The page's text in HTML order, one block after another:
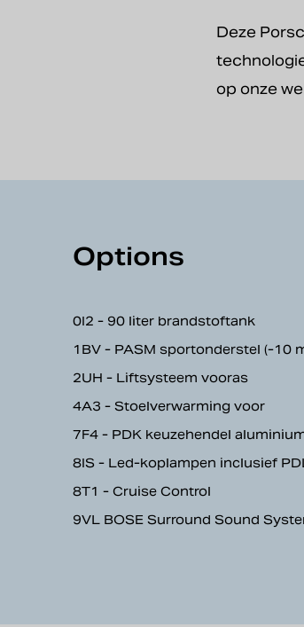
Deze
op onze
Options
0I2 - 90 liter brandstoftank
1BV - PASM sportonderstel (-10
2UH - Liftsysteem vooras
4A3 - Stoelverwarming voor
7F4 - PDK keuzehendel
8IS - Led-koplampen inclusief
8T1 - Cruise Control
9VL BOSE Surround Sound